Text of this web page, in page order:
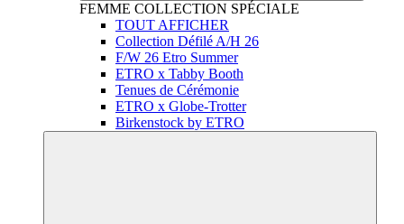
FEMME COLLECTION SPÉCIALE
TOUT AFFICHER
Collection Défilé A/H 26
F/W 26 Etro Summer
ETRO x Tabby Booth
Tenues de Cérémonie
ETRO x Globe-Trotter
Birkenstock by ETRO